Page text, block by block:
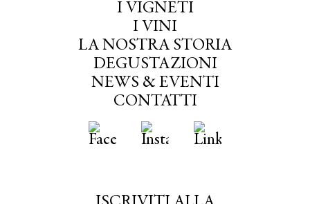
I VIGNETI
I VINI
LA NOSTRA STORIA
DEGUSTAZIONI
NEWS & EVENTI
CONTATTI